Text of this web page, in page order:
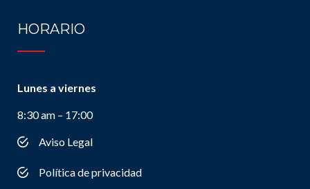
HORARIO
Lunes a viernes
8:30 am – 17:00
Aviso Legal
Política de privacidad